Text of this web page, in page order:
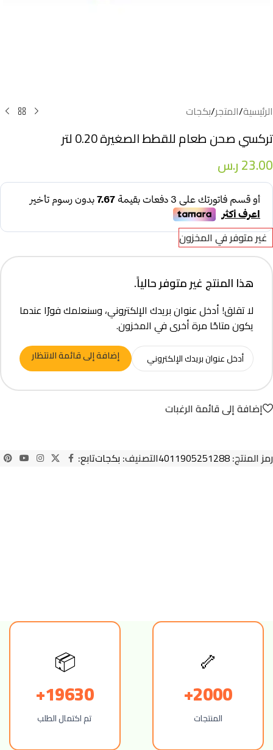
الرئيسية/المتجر/بكجات
تركسي صحن طعام للقطط الصغيرة 0.20 لتر
23.00ر.س
غير متوفر في المخزون
هذا المنتج غير متوفر حالياً.
لا تقلق! أدخل عنوان بريدك الإلكتروني، وسنعلمك فورًا عندما
يكون متاحًا مرة أخرى في المخزون.
إضافة إلى قائمة الانتظار
إضافة إلى قائمة الرغبات
رمز المنتج:4011905251288التصنيف: بكجاتتابع:
🦴
2000+
المنتجات
📦
19630+
تم اكتمال الطلب